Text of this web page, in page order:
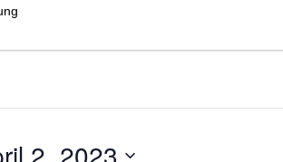
2, 2023